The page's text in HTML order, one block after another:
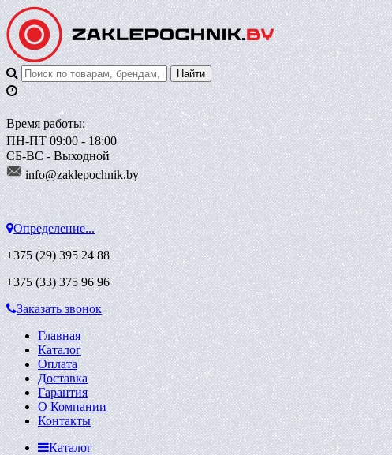
Время работы:
ПН-ПТ 09:00 - 18:00
СБ-ВС - Выходной
info@zaklepochnik.by
Определение...
+375 (29)395 24 88
+375 (33)375 96 96
Заказать звонок
Главная
Каталог
Оплата
Доставка
Гарантия
О Компании
Контакты
Каталог